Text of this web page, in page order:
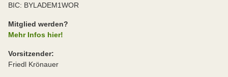
BIC: BYLADEM1WOR
Mitglied werden?
Mehr Infos hier!
Vorsitzender:
Friedl Krönauer